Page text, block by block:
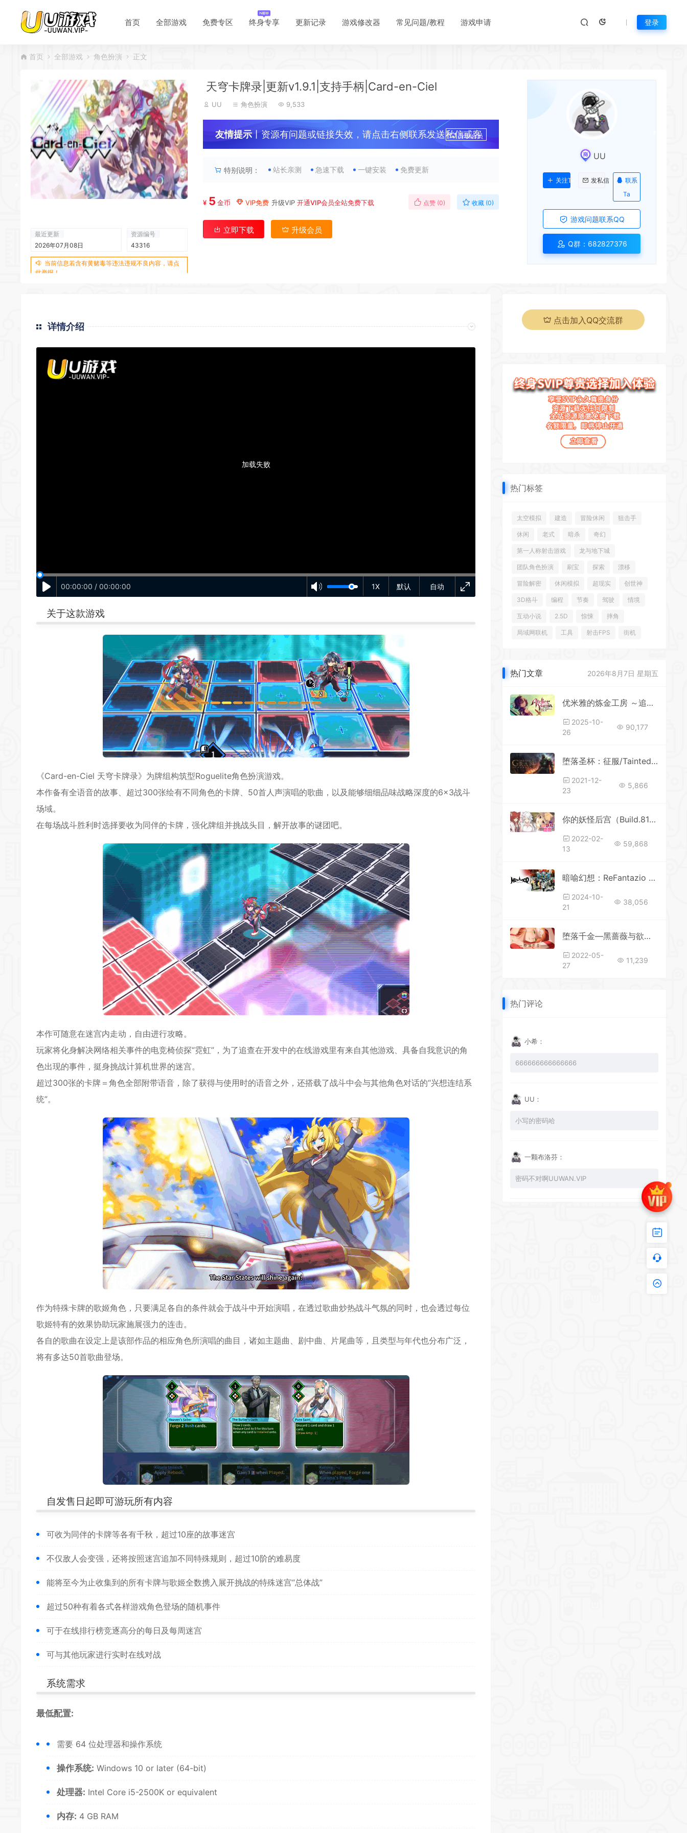
首页 全部游戏 免费专区 终身专享 更新记录 游戏修改器 常见问题/教程 游戏申请 登录
首页 全部游戏 角色扮演 正文
最近更新
2026年07月08日
资源编号
43316
当前信息若含有黄赌毒等违法违规不良内容，请点
此举报！
天穹卡牌录|更新v1.9.1|支持手柄|Card-en-Ciel
UU 角色扮演 9,533
友情提示丨资源有问题或链接失效，请点击右侧联系发送私信或客
升级会员
特别说明： 站长亲测 急速下载 一键安装 免费更新
¥ 5 金币 VIP免费 升级VIP 开通VIP会员全站免费下载 点赞 (0) 收藏 (0)
立即下载 升级会员
UU
关注Ta 发私信
联系
Ta
游戏问题联系QQ
Q群：682827376
详情介绍
自动
1X 默认
00:00:00 / 00:00:00
加载失败
关于这款游戏
《Card-en-Ciel 天穹卡牌录》为牌组构筑型Roguelite角色扮演游戏。
本作备有全语音的故事、超过300张绘有不同角色的卡牌、50首人声演唱的歌曲，以及能够细细品味战略深度的6×3战斗
场域。
在每场战斗胜利时选择要收为同伴的卡牌，强化牌组并挑战头目，解开故事的谜团吧。
本作可随意在迷宫内走动，自由进行攻略。
玩家将化身解决网络相关事件的电竞椅侦探“霓虹”，为了追查在开发中的在线游戏里有来自其他游戏、具备自我意识的角
色出现的事件，挺身挑战计算机世界的迷宫。
超过300张的卡牌＝角色全部附带语音，除了获得与使用时的语音之外，还搭载了战斗中会与其他角色对话的“兴想连结系
统”。
作为特殊卡牌的歌姬角色，只要满足各自的条件就会于战斗中开始演唱，在透过歌曲炒热战斗气氛的同时，也会透过每位
歌姬特有的效果协助玩家施展强力的连击。
各自的歌曲在设定上是该部作品的相应角色所演唱的曲目，诸如主题曲、剧中曲、片尾曲等，且类型与年代也分布广泛，
将有多达50首歌曲登场。
自发售日起即可游玩所有内容
可收为同伴的卡牌等各有千秋，超过10座的故事迷宫
不仅敌人会变强，还将按照迷宫追加不同特殊规则，超过10阶的难易度
能将至今为止收集到的所有卡牌与歌姬全数携入展开挑战的特殊迷宫“总体战”
超过50种有着各式各样游戏角色登场的随机事件
可于在线排行榜竞逐高分的每日及每周迷宫
可与其他玩家进行实时在线对战
系统需求
最低配置:
需要 64 位处理器和操作系统
操作系统: Windows 10 or later (64-bit)
处理器: Intel Core i5-2500K or equivalent
内存: 4 GB RAM
点击加入QQ交流群
热门标签
太空模拟 建造 冒险休闲 狙击手
休闲 老式 暗杀 奇幻
第一人称射击游戏 龙与地下城
团队角色扮演 刷宝 探索 漂移
冒险解密 休闲模拟 超现实 创世神
3D格斗 编程 节奏 驾驶 情境
互动小说 2.5D 惊悚 摔角
局域网联机 工具 射击FPS 街机
热门文章 2026年8月7日 星期五
优米雅的炼金工房 ～追忆之炼金术士与幻创之地～更新v1.0.5.1—更新阿拉迪西亚DLC
2025-10-
26
90,177
堕落圣杯：征服/Tainted Grail: Conquest（v1.01a）xht
2021-12-
23
5,866
你的妖怪后宫（Build.8170202）
2022-02-
13
59,868
暗喻幻想：ReFantazio （更新v1.0.2.0）
2024-10-
21
38,056
堕落千金—黑蔷薇与欲望之（更新-Build.8780398-2.0+DLC）
2022-05-
27
11,239
热门评论
小希：
666666666666666
UU：
小写的密码哈
一颗布洛芬：
密码不对啊UUWAN.VIP
*
*
*
*